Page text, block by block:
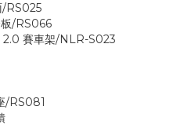
RS025
/RS066
賽車架/NLR-S023
/RS081